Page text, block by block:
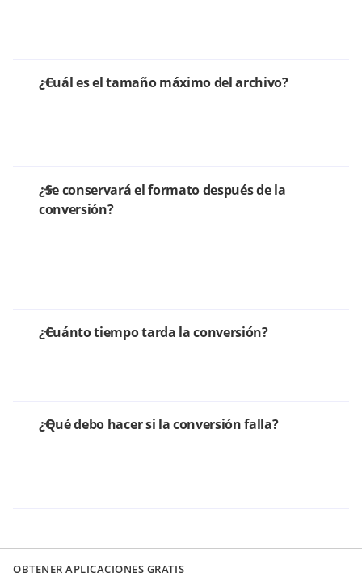
¿Cuál es el tamaño máximo del archivo?
¿Se conservará el formato después de la
conversión?
¿Cuánto tiempo tarda la conversión?
¿Qué debo hacer si la conversión falla?
OBTENER APLICACIONES GRATIS